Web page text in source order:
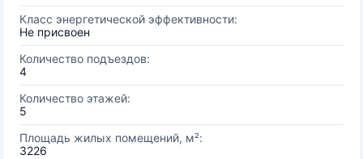
Класс энергетической эффективности:
Не присвоен
Количество подъездов:
4
Количество этажей:
5
Площадь жилых помещений, м²:
3226